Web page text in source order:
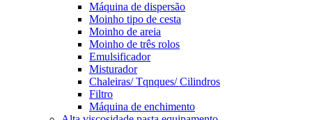
Máquina de dispersão
Moinho tipo de cesta
Moinho de areia
Moinho de três rolos
Emulsificador
Misturador
Chaleiras/ Tqnques/ Cilindros
Filtro
Máquina de enchimento